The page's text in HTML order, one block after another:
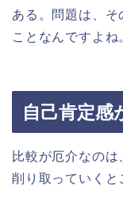
ある。問題は、そ
ことなんですよね
自己肯定感
比較が厄介なの
削り取っていくと